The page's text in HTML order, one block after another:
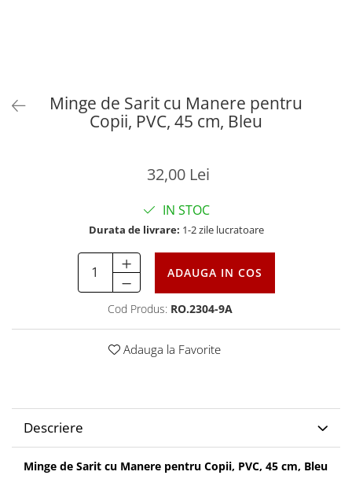
Minge de Sarit cu Manere pentru
Copii, PVC, 45 cm, Bleu
32,00 Lei
IN STOC
Durata de livrare: 1-2 zile lucratoare
ADAUGA IN COS
Cod Produs: RO.2304-9A
Adauga la Favorite
Descriere
Minge de Sarit cu Manere pentru Copii, PVC, 45 cm, Bleu